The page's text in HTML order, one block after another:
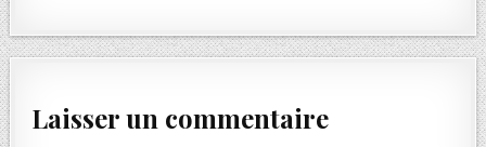
Laisser un commentaire